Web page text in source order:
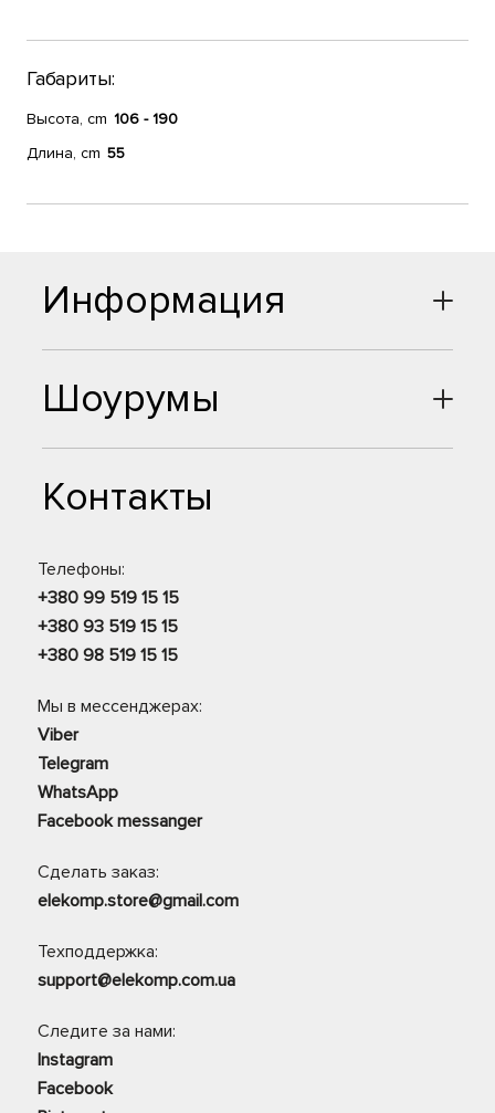
Габариты:
Высота, cm 106 - 190
Длина, cm 55
Шоурумы
Контакты
Телефоны:
+380 99 519 15 15
+380 93 519 15 15
+380 98 519 15 15
Мы в мессенджерах:
Viber
Telegram
WhatsApp
Facebook messanger
Сделать заказ:
elekomp.store@gmail.com
Техподдержка:
support@elekomp.com.ua
Следите за нами:
Instagram
Facebook
Информация